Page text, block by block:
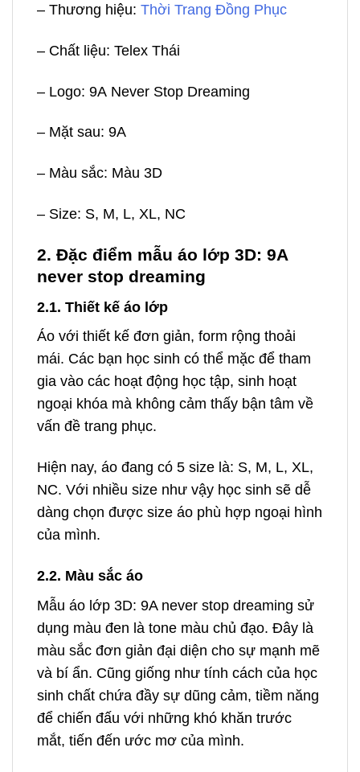
– Thương hiệu: Thời Trang Đồng Phục
– Chất liệu: Telex Thái
– Logo: 9A Never Stop Dreaming
– Mặt sau: 9A
– Màu sắc: Màu 3D
– Size: S, M, L, XL, NC
2. Đặc điểm mẫu áo lớp 3D: 9A
never stop dreaming
2.1. Thiết kế áo lớp
Áo với thiết kế đơn giản, form rộng thoải
mái. Các bạn học sinh có thể mặc để tham
gia vào các hoạt động học tập, sinh hoạt
ngoại khóa mà không cảm thấy bận tâm về
vấn đề trang phục.
Hiện nay, áo đang có 5 size là: S, M, L, XL,
NC. Với nhiều size như vậy học sinh sẽ dễ
dàng chọn được size áo phù hợp ngoại hình
của mình.
2.2. Màu sắc áo
Mẫu áo lớp 3D: 9A never stop dreaming sử
dụng màu đen là tone màu chủ đạo. Đây là
màu sắc đơn giản đại diện cho sự mạnh mẽ
và bí ẩn. Cũng giống như tính cách của học
sinh chất chứa đầy sự dũng cảm, tiềm năng
để chiến đấu với những khó khăn trước
mắt, tiến đến ước mơ của mình.